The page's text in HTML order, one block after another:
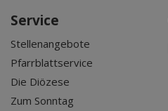
Service
Stellenangebote
Pfarrblattservice
Die Diözese
Zum Sonntag